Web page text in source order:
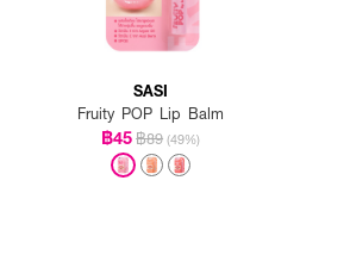
SASI
Fruity POP Lip Balm
฿45฿89 (49%)